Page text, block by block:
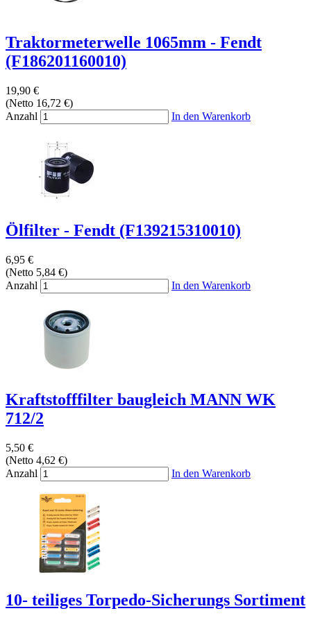
Traktormeterwelle 1065mm - Fendt
(F186201160010)
19,90 €
(Netto 16,72 €)
Anzahl
In den Warenkorb
Ölfilter - Fendt (F139215310010)
6,95 €
(Netto 5,84 €)
Anzahl
In den Warenkorb
Kraftstofffilter baugleich MANN WK
712/2
5,50 €
(Netto 4,62 €)
Anzahl
In den Warenkorb
10- teiliges Torpedo-Sicherungs Sortiment